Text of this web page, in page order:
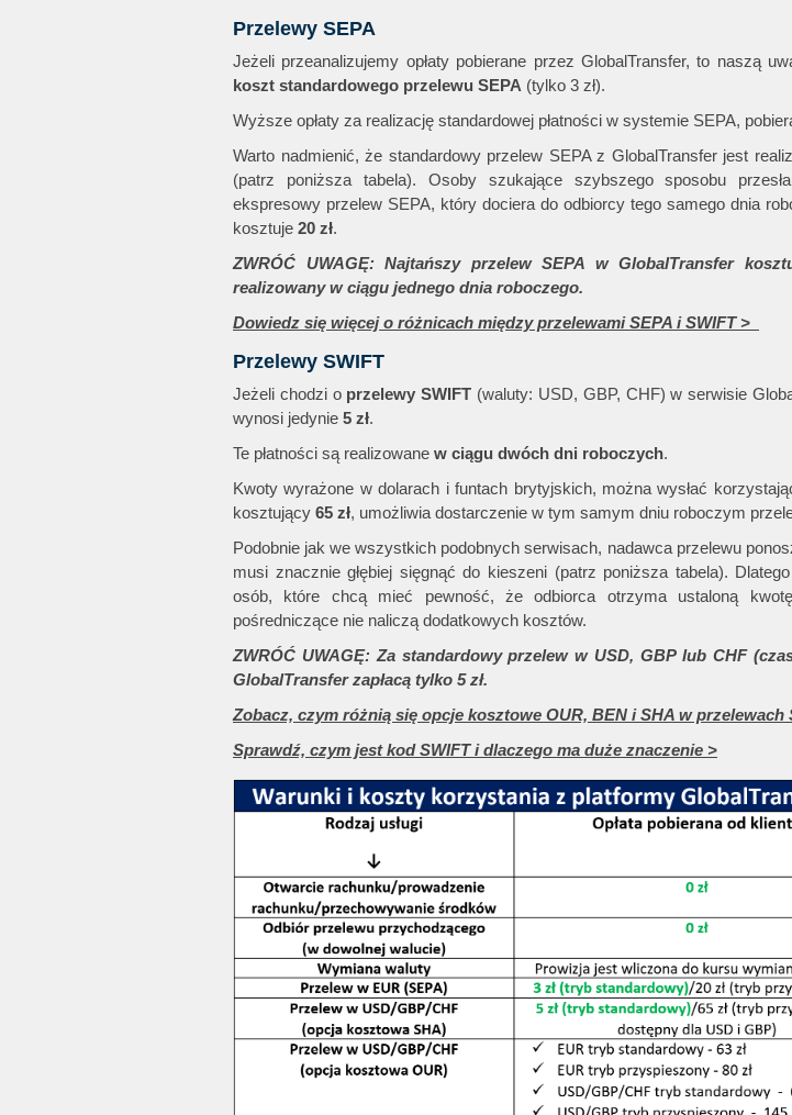
Przelewy SEPA
Jeżeli przeanalizujemy opłaty pobierane przez GlobalTransfer, to naszą
koszt standardowego przelewu SEPA (tylko 3 zł).
Wyższe opłaty za realizację standardowej płatności w systemie SEPA,
Warto nadmienić, że standardowy przelew SEPA z GlobalTransfer jest
(patrz poniższa tabela). Osoby szukające szybszego sposobu
ekspresowy przelew SEPA, który dociera do odbiorcy tego samego dnia
kosztuje 20 zł.
ZWRÓĆ UWAGĘ: Najtańszy przelew SEPA w GlobalTransfer
realizowany w ciągu jednego dnia roboczego.
Dowiedz się więcej o różnicach między przelewami SEPA i SWIFT >
Przelewy SWIFT
Jeżeli chodzi o przelewy SWIFT (waluty: USD, GBP, CHF) w serwisie
wynosi jedynie 5 zł.
Te płatności są realizowane w ciągu dwóch dni roboczych.
Kwoty wyrażone w dolarach i funtach brytyjskich, można wysłać
kosztujący 65 zł, umożliwia dostarczenie w tym samym dniu roboczym
Podobnie jak we wszystkich podobnych serwisach, nadawca przelewu
musi znacznie głębiej sięgnąć do kieszeni (patrz poniższa tabela).
osób, które chcą mieć pewność, że odbiorca otrzyma ustaloną
pośredniczące nie naliczą dodatkowych kosztów.
ZWRÓĆ UWAGĘ: Za standardowy przelew w USD, GBP lub CHF
GlobalTransfer zapłacą tylko 5 zł.
Zobacz, czym różnią się opcje kosztowe OUR, BEN i SHA w przelewach
Sprawdź, czym jest kod SWIFT i dlaczego ma duże znaczenie >